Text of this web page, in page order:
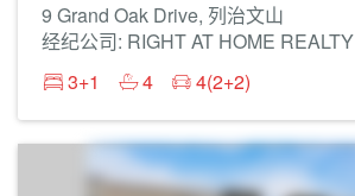
9 Grand Oak Drive, 列治文山
经纪公司: RIGHT AT HOME REALTY
3+1
4 4(2+2)